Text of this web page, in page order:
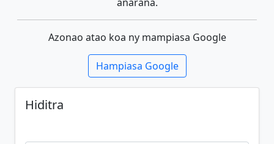
Azonao atao koa ny mampiasa Google
Hampiasa Google
Hiditra